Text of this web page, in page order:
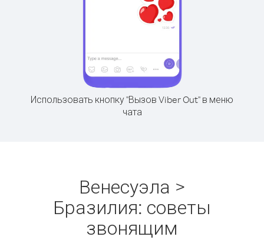
Использовать кнопку "Вызов Viber Out" в меню
чата
Венесуэла >
Бразилия: советы
звонящим